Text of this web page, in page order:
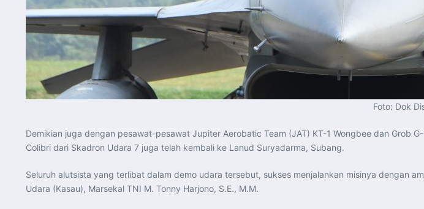
Foto: Dok
Demikian juga dengan pesawat-pesawat Jupiter Aerobatic Team (JAT) KT-1 Wongbee dan Grob
Colibri dari Skadron Udara 7 juga telah kembali ke Lanud Suryadarma, Subang.
Seluruh alutsista yang terlibat dalam demo udara tersebut, sukses menjalankan misinya dengan
Udara (Kasau), Marsekal TNI M. Tonny Harjono, S.E., M.M.